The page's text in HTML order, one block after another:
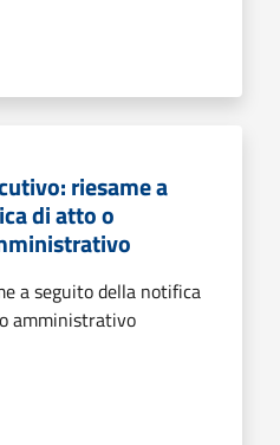
riesame a
di atto o
a seguito della notifica
amministrativo